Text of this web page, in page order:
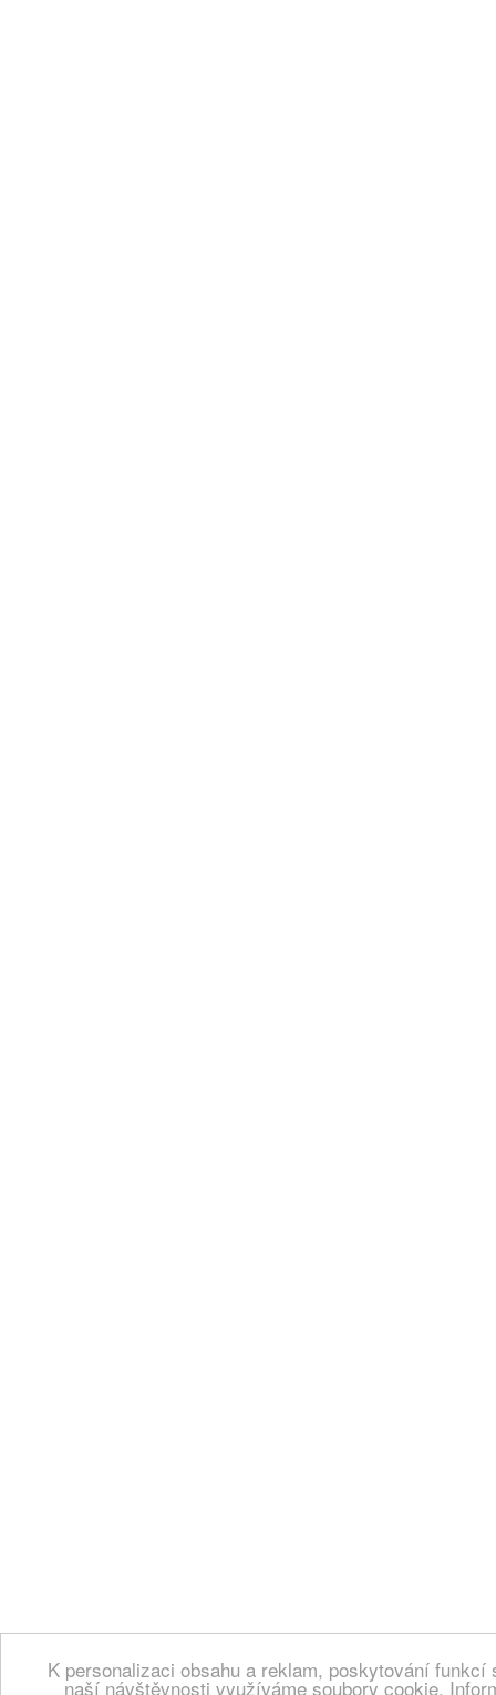
K personalizaci obsahu a reklam, poskytování
naší návštěvnosti využíváme soubory cookie.